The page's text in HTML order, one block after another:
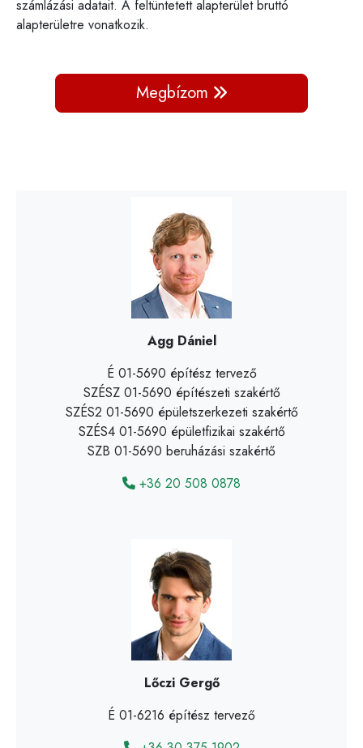
Agg Dániel
É 01-5690 építész tervező
SZÉSZ 01-5690 építészeti szakértő
SZÉS2 01-5690 épületszerkezeti szakértő
SZÉS4 01-5690 épületfizikai szakértő
SZB 01-5690 beruházási szakértő
+36 20 508 0878
Lőczi Gergő
É 01-6216 építész tervező
számlázási adatait. A feltüntetett alapterület bruttó
alapterületre vonatkozik.
Megbízom